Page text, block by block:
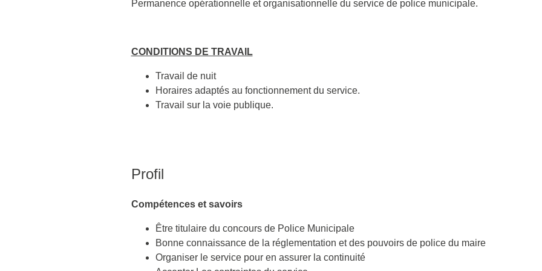
Permanence opérationnelle et organisationnelle du service de police municipale.
CONDITIONS DE TRAVAIL
Travail de nuit
Horaires adaptés au fonctionnement du service.
Travail sur la voie publique.
Profil
Compétences et savoirs
Être titulaire du concours de Police Municipale
Bonne connaissance de la réglementation et des pouvoirs de police du maire
Organiser le service pour en assurer la continuité